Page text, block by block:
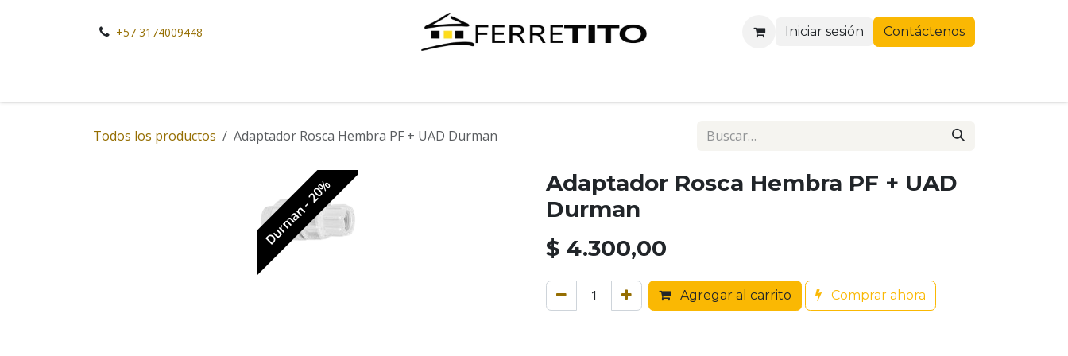
+57 3174009448
Iniciar sesión Contáctenos
Todos los productos Adaptador Rosca Hembra PF + UAD Durman
Durman - 20%
Adaptador Rosca Hembra PF + UAD
Durman
$ 4.300,00
Agregar al carrito Comprar ahora